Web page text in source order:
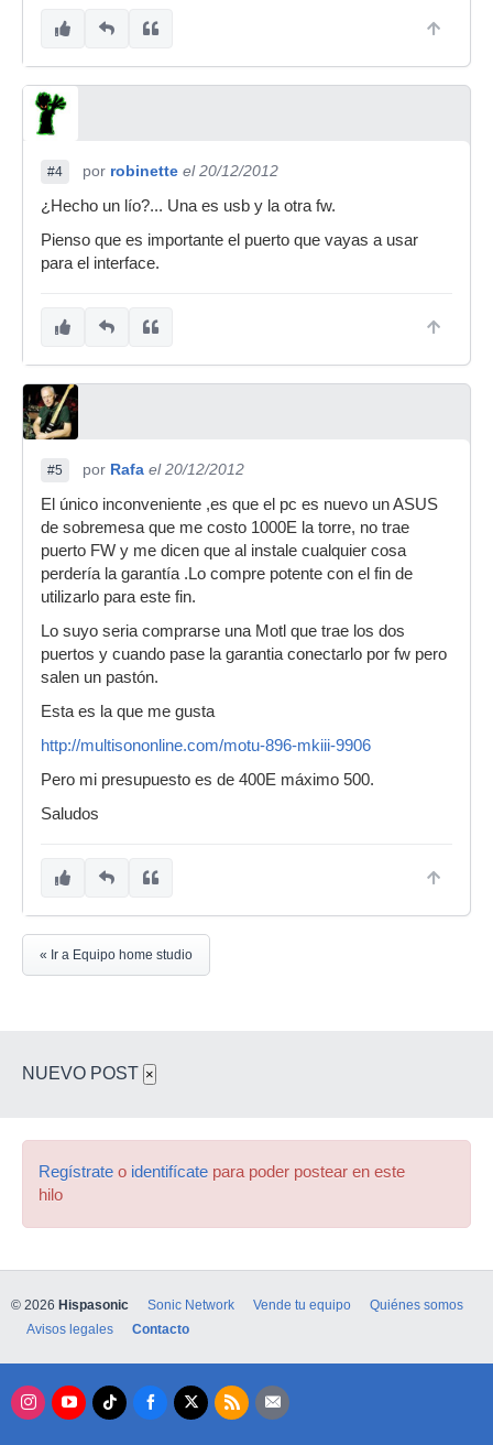
#4 por robinette el 20/12/2012
¿Hecho un lío?... Una es usb y la otra fw.
Pienso que es importante el puerto que vayas a usar
para el interface.
#5 por Rafa el 20/12/2012
El único inconveniente ,es que el pc es nuevo un ASUS
de sobremesa que me costo 1000E la torre, no trae
puerto FW y me dicen que al instale cualquier cosa
perdería la garantía .Lo compre potente con el fin de
utilizarlo para este fin.
Lo suyo seria comprarse una Motl que trae los dos
puertos y cuando pase la garantia conectarlo por fw pero
salen un pastón.
Esta es la que me gusta
http://multisononline.com/motu-896-mkiii-9906
Pero mi presupuesto es de 400E máximo 500.
Saludos
« Ir a Equipo home studio
NUEVO POST ×
Regístrate o identifícate para poder postear en este
hilo
© 2026 Hispasonic Sonic Network Vende tu equipo
Quiénes somos
Avisos legales
Contacto